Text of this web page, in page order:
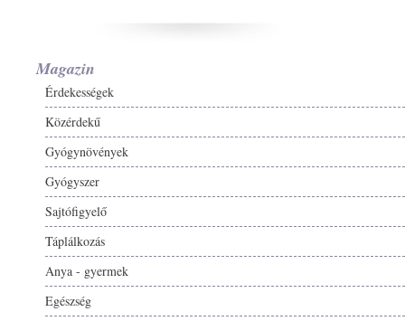
Magazin
Érdekességek
Közérdekű
Gyógynövények
Gyógyszer
Sajtófigyelő
Táplálkozás
Anya - gyermek
Egészség